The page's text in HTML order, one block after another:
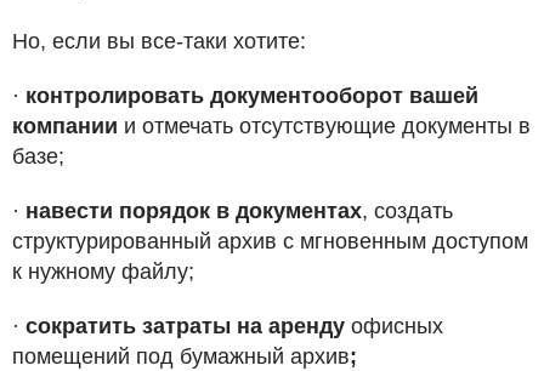
Но, если вы все-таки хотите:
· контролировать документооборот вашей
компании и отмечать отсутствующие документы в
базе;
· навести порядок в документах, создать
структурированный архив с мгновенным доступом
к нужному файлу;
· сократить затраты на аренду офисных
помещений под бумажный архив;